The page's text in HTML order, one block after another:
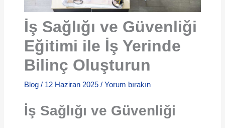
İş Sağlığı ve Güvenliği
Eğitimi ile İş Yerinde
Bilinç Oluşturun
Blog/ 12 Haziran 2025 / Yorum bırakın
İş Sağlığı ve Güvenliği